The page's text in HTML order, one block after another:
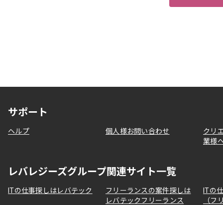
サポート
ヘルプ 個人様お問い合わせ
クリ
業様
レバレジーズグループ関連サイト一覧
ITの仕事探しはレバテック
フリーランスの案件探しは
レバテックフリーランス
ITの
（フ